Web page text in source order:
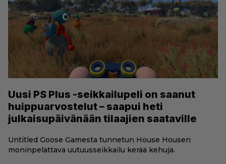
Uusi PS Plus -seikkailupeli on saanut
huippuarvostelut – saapui heti
julkaisupäivänään tilaajien saataville
Untitled Goose Gamesta tunnetun House Housen
moninpelattava uutuusseikkailu kerää kehuja.